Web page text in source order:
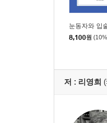
눈동자와 입
8,100원
저 : 리영희